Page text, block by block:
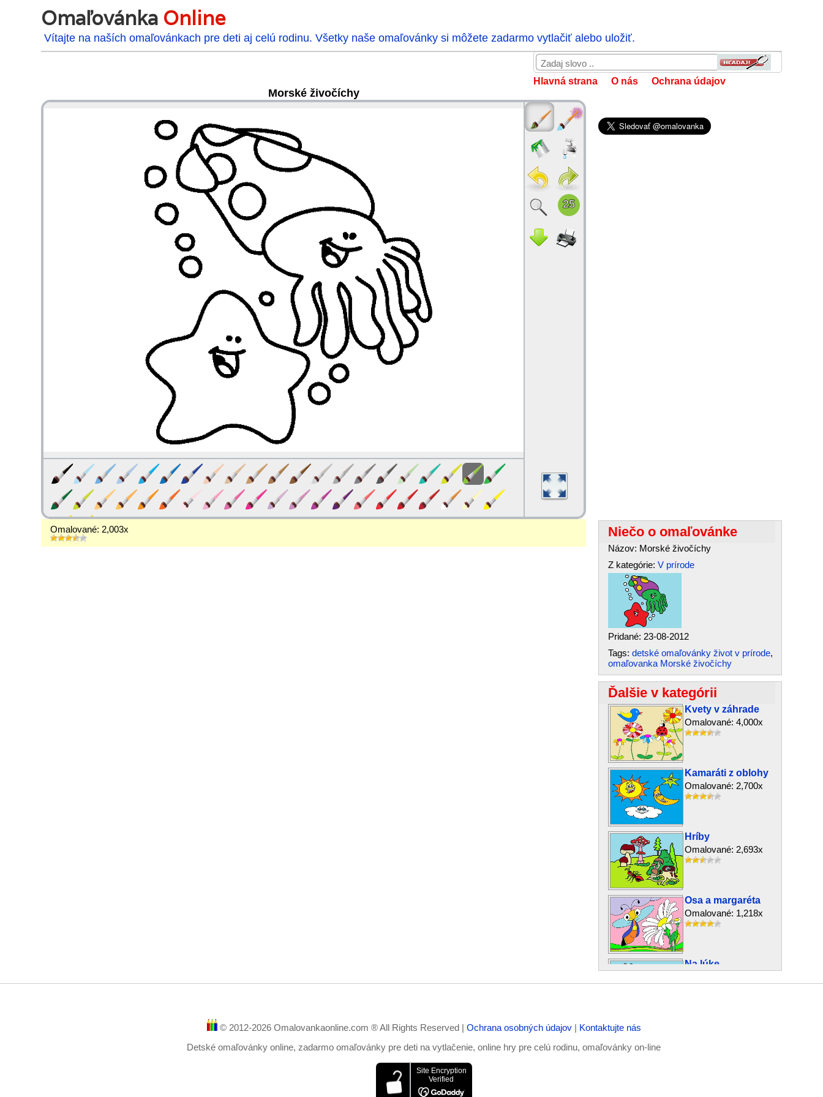
Omaľovánka Online
Vítajte na naších omaľovánkach pre deti aj celú rodinu. Všetky naše omaľovánky si môžete zadarmo vytlačiť alebo uložiť.
Hlavná strana O nás Ochrana údajov
Morské živočíchy
Omalované: 2,003x Niečo o omaľovánke
Názov: Morské živočíchy
Z kategórie: V prírode
Pridané: 23-08-2012
Tags: detské omaľovánky život v prírode,
omaľovanka Morské živočíchy
Ďalšie v kategórii
Kvety v záhrade
Omalované: 4,000x
Kamaráti z oblohy
Omalované: 2,700x
Hríby
Omalované: 2,693x
Osa a margaréta
Omalované: 1,218x
Na lúke
© 2012-2026 Omalovankaonline.com ® All Rights Reserved | Ochrana osobných údajov | Kontaktujte nás
Detské omaľovánky online, zadarmo omaľovánky pre deti na vytlačenie, online hry pre celú rodinu, omaľovánky on-line